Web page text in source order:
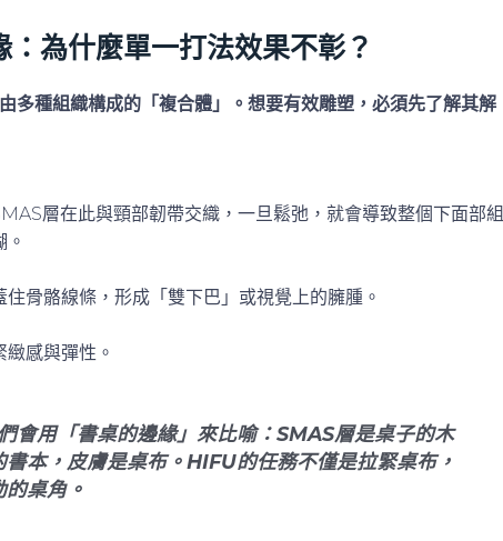
：為什麼單一打法效果不彰？
多種組織構成的「複合體」。想要有效雕塑，必須先了解其解
層在此與頸部韌帶交織，一旦鬆弛，就會導致整個下面部組
骨骼線條，形成「雙下巴」或視覺上的臃腫。
感與彈性。
會用「書桌的邊緣」來比喻：SMAS層是桌子的木
本，皮膚是桌布。HIFU的任務不僅是拉緊桌布，
桌角。